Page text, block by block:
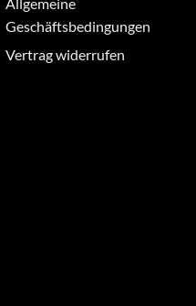
Geschäftsbedingungen
Vertrag widerrufen